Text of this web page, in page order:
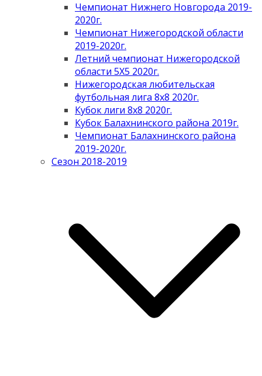
Чемпионат Нижнего Новгорода 2019-
2020г.
Чемпионат Нижегородской области
2019-2020г.
Летний чемпионат Нижегородской
области 5Х5 2020г.
Нижегородская любительская
футбольная лига 8х8 2020г.
Кубок лиги 8х8 2020г.
Кубок Балахнинского района 2019г.
Чемпионат Балахнинского района
2019-2020г.
Сезон 2018-2019